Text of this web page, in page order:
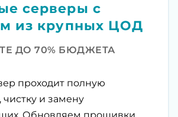
серверы с
из крупных ЦОД
ДО 70% БЮДЖЕТА
проходит полную
чистку и замену